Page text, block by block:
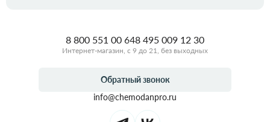
8 800 551 00 648 495 009 12 30
Интернет-магазин, с 9 до 21, без выходных
Обратный звонок
info@chemodanpro.ru